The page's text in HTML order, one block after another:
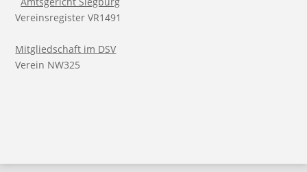
Vereinsregister VR1491
Mitgliedschaft im DSV
Verein NW325